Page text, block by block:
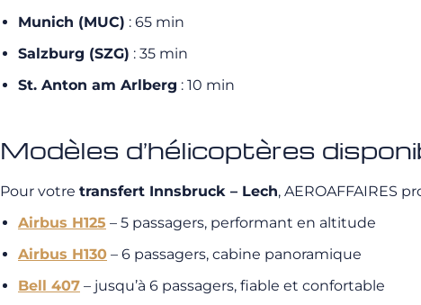
Munich (MUC) : 65 min
Salzburg (SZG) : 35 min
St. Anton am Arlberg : 10 min
Modèles d’hélicoptères
Pour votre transfert Innsbruck – Lech, AEROAFFAIRES
Airbus H125 – 5 passagers, performant en altitude
Airbus H130 – 6 passagers, cabine panoramique
Bell 407 – jusqu’à 6 passagers, fiable et confortable